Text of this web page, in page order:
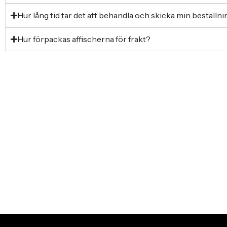
Hur lång tid tar det att behandla och skicka min
Hur förpackas affischerna för frakt?